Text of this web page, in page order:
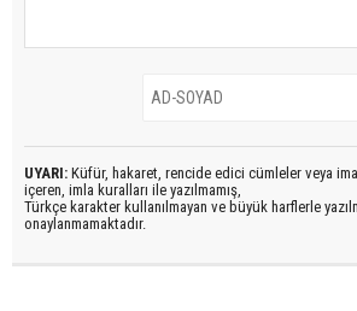
UYARI: Küfür, hakaret, rencide edici cümleler veya
içeren, imla kuralları ile yazılmamış,
Türkçe karakter kullanılmayan ve büyük harflerle
onaylanmamaktadır.